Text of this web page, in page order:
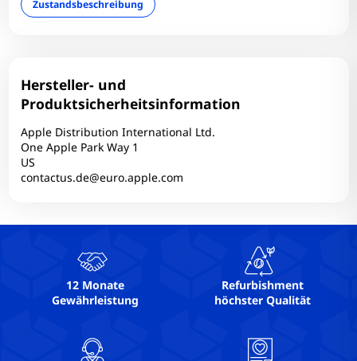
RAM-Frequenz:
Simcard: Nein
Technischer Zustand: Einwandfrei
Thunderbolt: 0
Touchscreen: Nein
Webcam-Auflösung:
Zustandsbeschreibung
Hersteller- und
Produktsicherheitsinformation
Apple Distribution International Ltd.
One Apple Park Way 1
US
contactus.de@euro.apple.com
12 Monate
Gewährleistung
Refurbishment
höchster Qualität